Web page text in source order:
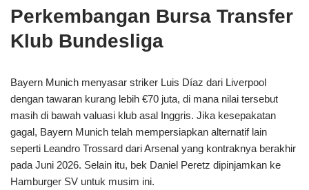
Perkembangan Bursa Transfer
Klub Bundesliga
Bayern Munich menyasar striker Luis Díaz dari Liverpool
dengan tawaran kurang lebih €70 juta, di mana nilai tersebut
masih di bawah valuasi klub asal Inggris. Jika kesepakatan
gagal, Bayern Munich telah mempersiapkan alternatif lain
seperti Leandro Trossard dari Arsenal yang kontraknya berakhir
pada Juni 2026. Selain itu, bek Daniel Peretz dipinjamkan ke
Hamburger SV untuk musim ini.